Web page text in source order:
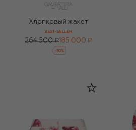
Хлопковый жакет
BEST-SELLER
264 500 ₽ 185 000 ₽
-30%